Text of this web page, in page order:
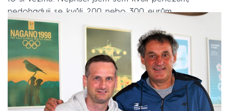
nedohaduji se kvůli 200 nebo 300 eurům.